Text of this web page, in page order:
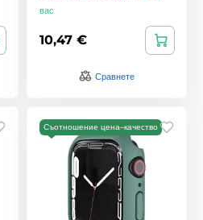
вас
10,47 €
Сравнете
Съотношение цена–качество